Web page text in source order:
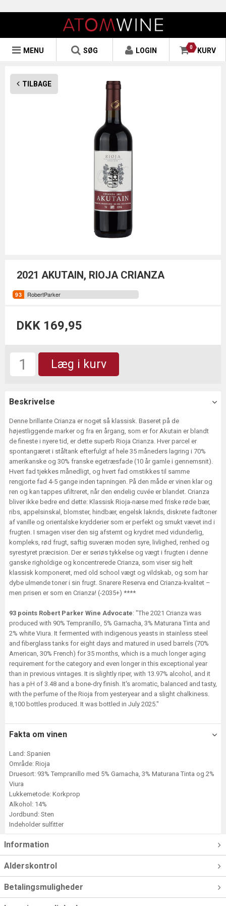
0 KURV
LOGIN
SØG
MENU
TILBAGE
2021 AKUTAIN, RIOJA CRIANZA
RobertParker
DKK 169,95
Læg i kurv
Beskrivelse
Denne brillante Crianza er noget så klassisk. Baseret på de
højestliggende marker og fra en årgang, som er for Akutain er blandt
de fineste i nyere tid, er dette superb Rioja Crianza. Hver parcel er
spontangæret i ståltank efterfulgt af hele 35 måneders lagring i 70%
amerikanske og 30% franske egetræsfade (10 år gamle i gennemsnit).
Hvert fad tjekkes månedligt, og hvert fad omstikkes til samme
rengjorte fad 4-5 gange inden tapningen. På den måde er vinen klar og
ren og kan tappes ufiltreret, når den endelig cuvée er blandet. Crianza
bliver ikke bedre end dette: Klassisk Rioja-næse med friske røde bær,
ribs, appelsinskal, blomster, hindbær, engelsk lakrids, diskrete fadtoner
af vanille og orientalske krydderier som er perfekt og smukt vævet ind i
frugten. I smagen viser den sig afstemt og krydret med vidunderlig,
kompleks, rød frugt, saftig suveræn moden syre, livlighed, renhed og
syrestyret præcision. Der er seriøs tykkelse og vægt i frugten i denne
ganske righoldige og koncentrerede Crianza, som viser sig helt
klassisk komponeret, med old school vægt og vildskab, og som har
dybe ulmende toner i sin frugt. Snarere Reserva end Crianza-kvalitet –
men prisen er som en Crianza! (-2035+) ****
93 points Robert Parker Wine Advocate: "The 2021 Crianza was
produced with 90% Tempranillo, 5% Garnacha, 3% Maturana Tinta and
2% white Viura. It fermented with indigenous yeasts in stainless steel
and fiberglass tanks for eight days and matured in used barrels (70%
American, 30% French) for 35 months, which is a much longer aging
requirement for the category and even longer in this exceptional year
than in previous vintages. It is slightly riper, with 13.97% alcohol, and it
has a pH of 3.48 and a bone-dry finish. It's aromatic, balanced and tasty,
with the perfume of the Rioja from yesteryear and a slight chalkiness.
8,100 bottles produced. It was bottled in July 2025."
Fakta om vinen
Land: Spanien
Område: Rioja
Druesort: 93% Tempranillo med 5% Garnacha, 3% Maturana Tinta og 2%
Viura
Lukkemetode: Korkprop
Alkohol: 14%
Jordbund: Sten
Indeholder sulfitter
Information
Alderskontrol
Betalingsmuligheder